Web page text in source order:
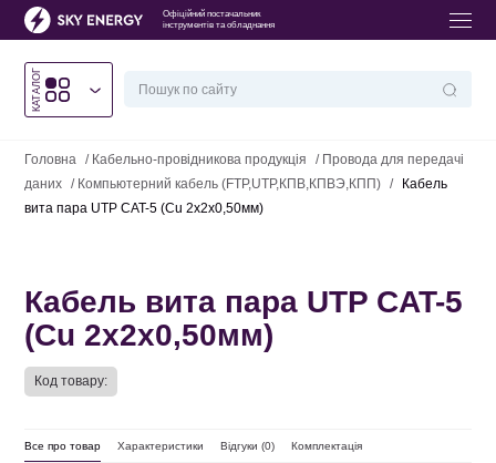
Офіційний постачальник
інструментів та обладнання
КАТАЛОГ
Головна / Кабельно-провідникова продукція / Провода для передачі
даних / Компьютерний кабель (FTP,UTP,КПВ,КПВЭ,КПП) /
Кабель
вита пара UTP CAT-5 (Cu 2х2х0,50мм)
Кабель вита пара UTP CAT-5
(Cu 2х2х0,50мм)
Код товару:
Все про товар Характеристики Відгуки (0) Комплектація